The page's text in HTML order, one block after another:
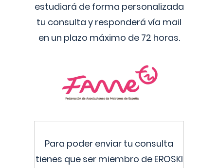
estudiará de forma personalizada
tu consulta y responderá vía mail
en un plazo máximo de 72 horas.
Para poder enviar tu consulta
tienes que ser miembro de EROSKI